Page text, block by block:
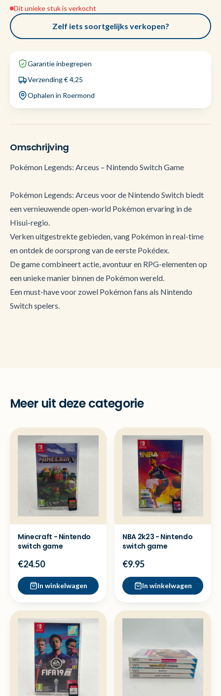
Dit unieke stuk is verkocht
Zelf iets soortgelijks verkopen?
Garantie inbegrepen
Verzending € 4,25
Ophalen in Roermond
Omschrijving
Pokémon Legends: Arceus – Nintendo Switch Game
Pokémon Legends: Arceus voor de Nintendo Switch biedt
een vernieuwende open-world Pokémon ervaring in de
Hisui-regio.
Verken uitgestrekte gebieden, vang Pokémon in real-time
en ontdek de oorsprong van de eerste Pokédex.
De game combineert actie, avontuur en RPG-elementen op
een unieke manier binnen de Pokémon wereld.
Een must-have voor zowel Pokémon fans als Nintendo
Switch spelers.
Meer uit deze categorie
Minecraft - Nintendo
switch game
€24.50
In winkelwagen
NBA 2k23 - Nintendo
switch game
€9.95
In winkelwagen